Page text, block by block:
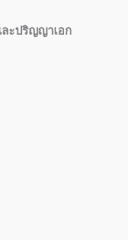
ะปริญญาเอก